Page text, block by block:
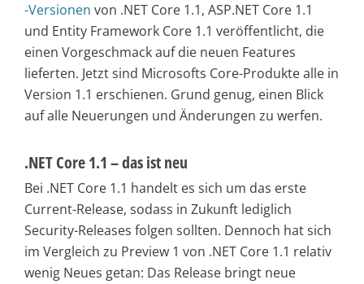
-Versionen von .NET Core 1.1, ASP.NET Core 1.1
und Entity Framework Core 1.1 veröffentlicht, die
einen Vorgeschmack auf die neuen Features
lieferten. Jetzt sind Microsofts Core-Produkte alle in
Version 1.1 erschienen. Grund genug, einen Blick
auf alle Neuerungen und Änderungen zu werfen.
.NET Core 1.1 – das ist neu
Bei .NET Core 1.1 handelt es sich um das erste
Current-Release, sodass in Zukunft lediglich
Security-Releases folgen sollten. Dennoch hat sich
im Vergleich zu Preview 1 von .NET Core 1.1 relativ
wenig Neues getan: Das Release bringt neue